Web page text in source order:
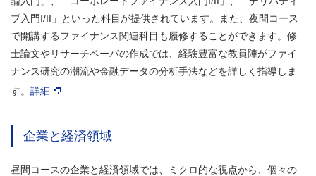
ブ入門I/II」といった科目が提供されています。また、夜間コース
で開講するファイナンス関連科目も履修することができます。修
士論文やリサーチペーパの作成では、経験豊富な教員陣がファイ
ナンス研究の潮流や金融データの分析手法などを詳しく指導しま
す。 詳細
企業と経済領域
昼間コースの企業と経済領域では、ミクロ的な視点から、個々の